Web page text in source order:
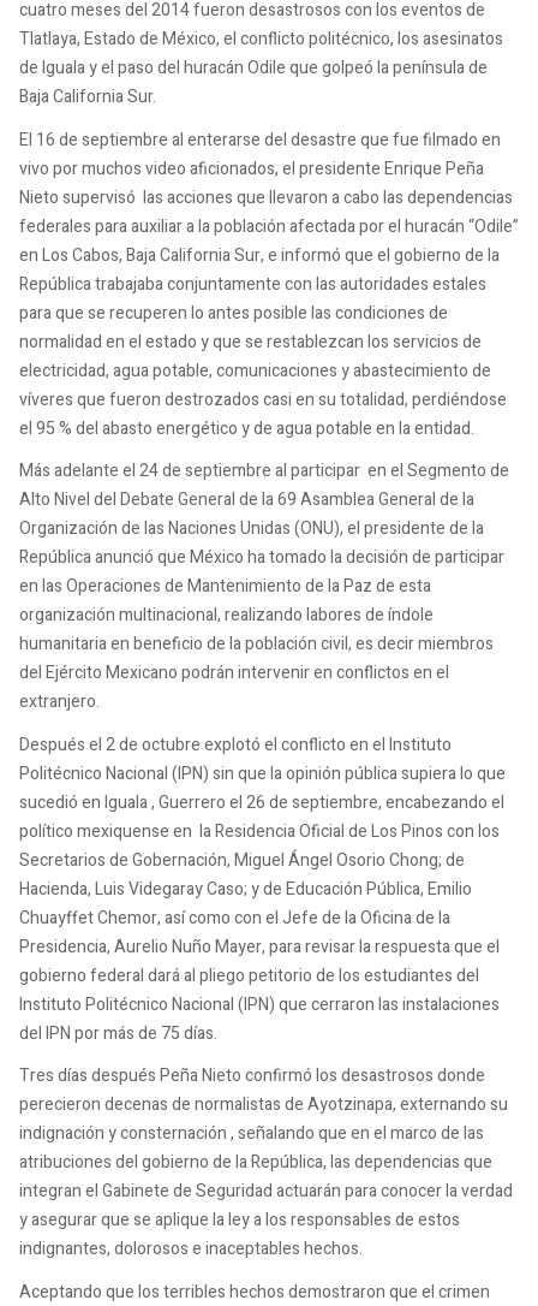
cuatro meses del 2014 fueron desastrosos con los eventos de
Tlatlaya, Estado de México, el conflicto politécnico, los asesinatos
de Iguala y el paso del huracán Odile que golpeó la península de
Baja California Sur.
El 16 de septiembre al enterarse del desastre que fue filmado en
vivo por muchos video aficionados, el presidente Enrique Peña
Nieto supervisó las acciones que llevaron a cabo las dependencias
federales para auxiliar a la población afectada por el huracán “Odile”
en Los Cabos, Baja California Sur, e informó que el gobierno de la
República trabajaba conjuntamente con las autoridades estales
para que se recuperen lo antes posible las condiciones de
normalidad en el estado y que se restablezcan los servicios de
electricidad, agua potable, comunicaciones y abastecimiento de
víveres que fueron destrozados casi en su totalidad, perdiéndose
el 95 % del abasto energético y de agua potable en la entidad.
Más adelante el 24 de septiembre al participar en el Segmento de
Alto Nivel del Debate General de la 69 Asamblea General de la
Organización de las Naciones Unidas (ONU), el presidente de la
República anunció que México ha tomado la decisión de participar
en las Operaciones de Mantenimiento de la Paz de esta
organización multinacional, realizando labores de índole
humanitaria en beneficio de la población civil, es decir miembros
del Ejército Mexicano podrán intervenir en conflictos en el
extranjero.
Después el 2 de octubre explotó el conflicto en el Instituto
Politécnico Nacional (IPN) sin que la opinión pública supiera lo que
sucedió en Iguala , Guerrero el 26 de septiembre, encabezando el
político mexiquense en la Residencia Oficial de Los Pinos con los
Secretarios de Gobernación, Miguel Ángel Osorio Chong; de
Hacienda, Luis Videgaray Caso; y de Educación Pública, Emilio
Chuayffet Chemor, así como con el Jefe de la Oficina de la
Presidencia, Aurelio Nuño Mayer, para revisar la respuesta que el
gobierno federal dará al pliego petitorio de los estudiantes del
Instituto Politécnico Nacional (IPN) que cerraron las instalaciones
del IPN por más de 75 días.
Tres días después Peña Nieto confirmó los desastrosos donde
perecieron decenas de normalistas de Ayotzinapa, externando su
indignación y consternación , señalando que en el marco de las
atribuciones del gobierno de la República, las dependencias que
integran el Gabinete de Seguridad actuarán para conocer la verdad
y asegurar que se aplique la ley a los responsables de estos
indignantes, dolorosos e inaceptables hechos.
Aceptando que los terribles hechos demostraron que el crimen